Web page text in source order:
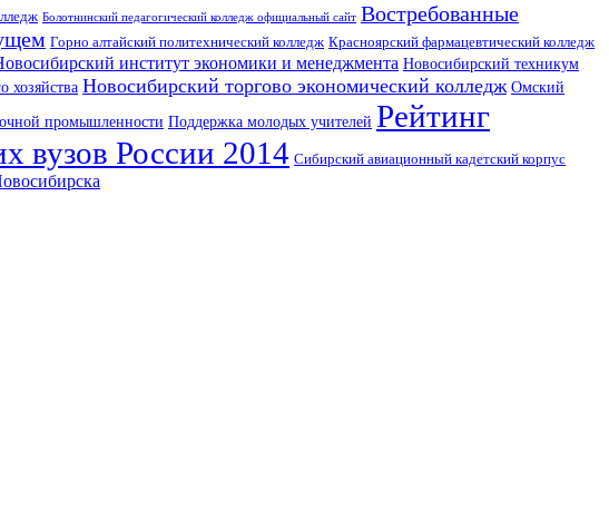
Болотнинский педагогический колледж официальный сайт Востребованные
Горно алтайский политехнический колледж Красноярский фармацевтический колледж
институт экономики и менеджмента Новосибирский техникум
хозяйства Новосибирский торгово экономический колледж Омский
промышленности Поддержка молодых учителей Рейтинг
вузов России 2014 Сибирский авиационный кадетский корпус